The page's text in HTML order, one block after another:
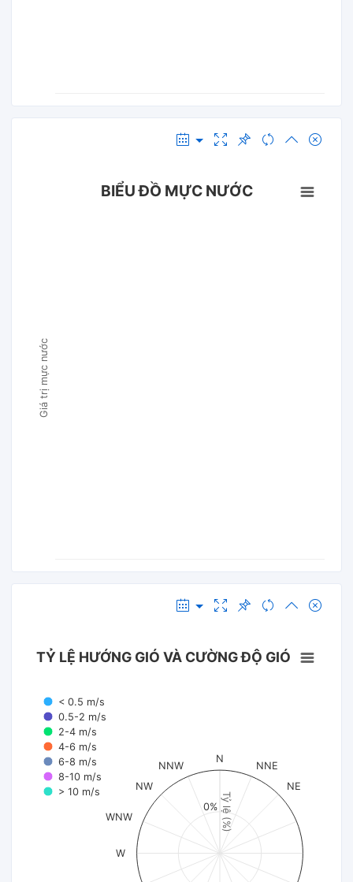
Giá trị mực nước
BIỂU ĐỒ MỰC NƯỚC
Tỷ lệ (%)
TỶ LỆ HƯỚNG GIÓ VÀ CƯỜNG ĐỘ GIÓ
< 0.5 m/s
0.5-2 m/s
2-4 m/s
4-6 m/s
6-8 m/s
8-10 m/s
> 10 m/s
N
NNE
NE
W
WNW
NW
NNW
0%